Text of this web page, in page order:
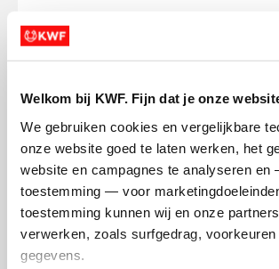
Welkom bij KWF. Fijn dat je onze
We gebruiken cookies en vergelijkbare
onze website goed te laten werken, het
website en campagnes te analyseren
toestemming — voor
toestemming kunnen wij en onze
verwerken, zoals surfgedrag,
gegevens.
Opgehaald
€0
Doneer
Leonardo's